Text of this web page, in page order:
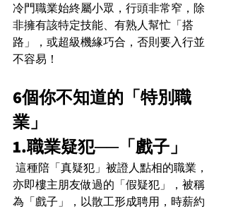
冷門職業始終屬小眾，行頭非常窄，除
非擁有該特定技能、有熟人幫忙「搭
路」，或超級機緣巧合，否則要入行並
不容易！
6個你不知道的「特別職
業」
1.職業疑犯──「戲子」
這種陪「真疑犯」被證人點相的職業，
亦即樓主朋友做過的「假疑犯」，被稱
為「戲子」，以散工形成聘用，時薪約